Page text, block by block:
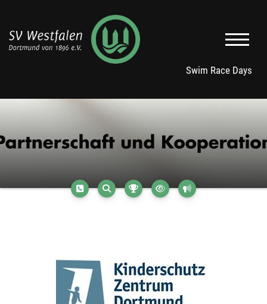
Swim Race Days